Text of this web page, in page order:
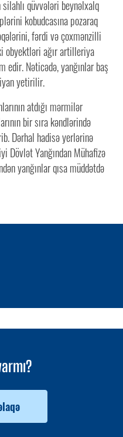
qüvvələri beynəlxalq
kobudcasına pozaraq
fərdi və çoxmənzilli
obyektləri ağır artilleriya
edir. Nəticədə, yanğınlar baş
yetirilir.
atdığı mərmilər
bir sıra kəndlərində
Dərhal hadisə yerlərinə
Dövlət Yanğından Mühafizə
yanğınlar qısa müddətdə